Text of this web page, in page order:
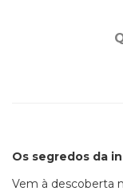
Os segredos da
Vem à descoberta